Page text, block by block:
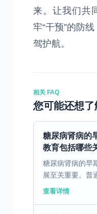
来。让我们共
牢“干预”的防
驾护航。
相关 FAQ
您可能还想了
糖尿病肾病的
教育包括哪些
糖尿病肾病的早
展至关重要。普
测、尿液分析及
查看详情